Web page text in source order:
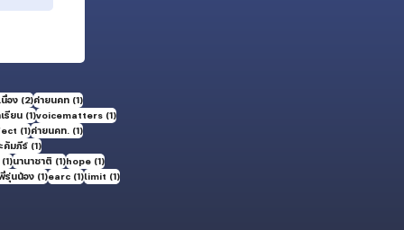
อง (2)2 กระทู้
ค่ายนคท (1)1 กระทู้
รียน (1)1 กระทู้
voicematters (1)1 กระทู้
(1)1 กระทู้
ค่ายนคท. (1)1 กระทู้
คัมภีร์ (1)1 กระทู้
(1)1 กระทู้
นานาชาติ (1)1 กระทู้
hope (1)1 กระทู้
ะทู้
รุ่นน้อง (1)1 กระทู้
earc (1)1 กระทู้
limit (1)1 กระทู้